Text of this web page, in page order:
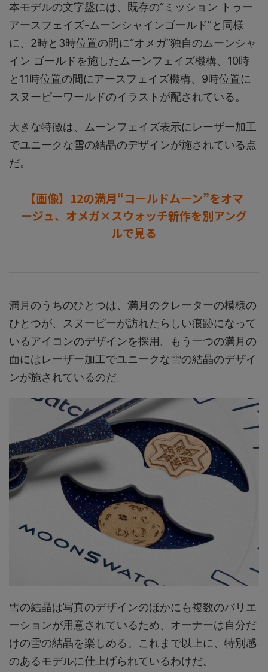
本モデルの文字盤には、既存の“ミッション トゥー
アースフェイズ-ムーンシャインゴールド”と同様
に、2時と3時位置の間に“オメガ”独自のムーンシャ
イン ゴールドを施したムーンフェイズ機構、10時
と11時位置の間にアースフェイズ機構、9時位置に
スヌーピーワールドのイラストが配されている。
大きな特徴は、ムーンフェイズ表示にレーザー加工
でユニークな雪の結晶のデザインが施されている点
だ。
【画像】12の満月“コールドムーン”をオマ
ージュ、オメガ×スウォッチ新作を別アング
ルで見る
満月のうちのひとつは、満月のクレーターの模様の
ひとつが、スヌーピーが訪れたらしい痕跡になって
いるアイコンのデザインを採用。もう一つの満月の
面にはレーザー加工でユニークな雪の結晶のデザイ
ンが施されているのだ。
雪の結晶は写真のデザインのほかにも複数のバリエ
ーションが用意されているため、オーナーは自分だ
けの雪の結晶を楽しめる。これまで以上に、特別感
のあるモデルに仕上げられているわけだ。